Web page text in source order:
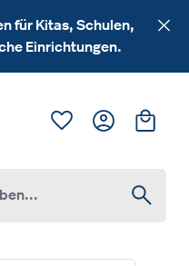
für Kitas, Schulen,
Einrichtungen.
Du hast 0